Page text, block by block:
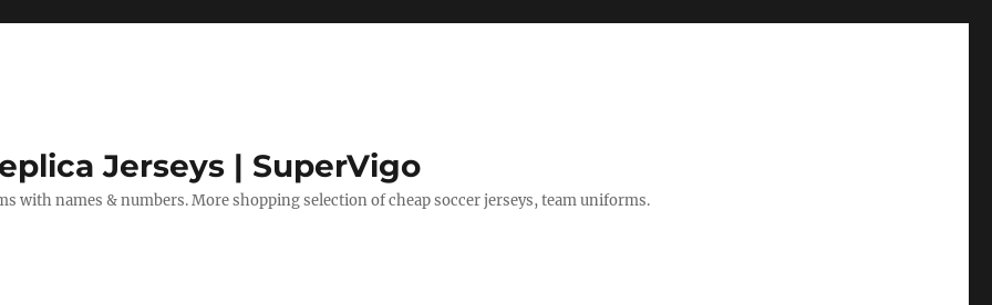
Jerseys | SuperVigo
with names & numbers. More shopping selection of cheap soccer jerseys, team uniforms.